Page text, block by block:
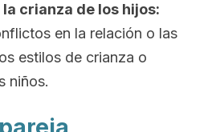
crianza de los hijos:
en la relación o las
estilos de crianza o
niños.